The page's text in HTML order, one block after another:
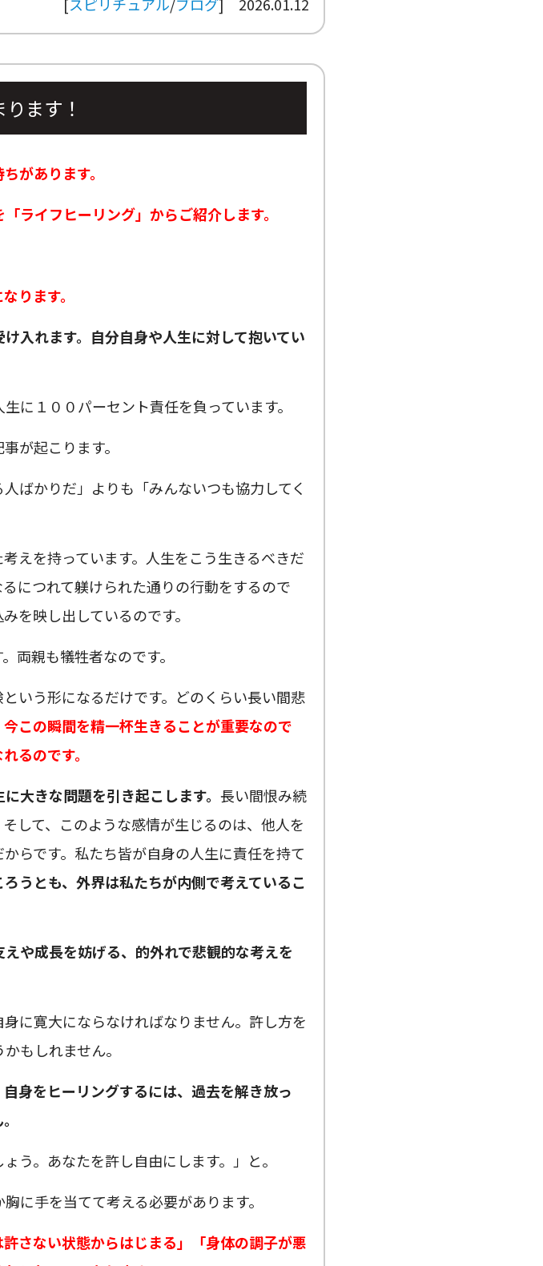
[スピリチュアル/ブログ] 2026.01.12
ます！
があります。
ライフヒーリング」からご紹介します。
ります。
入れます。自分自身や人生に対して抱いてい
に１００パーセント責任を負っています。
が起こります。
ばかりだ」よりも「みんないつも協力してく
えを持っています。人生をこう生きるべきだ
につれて躾けられた通りの行動をするので
を映し出しているのです。
両親も犠牲者なのです。
いう形になるだけです。どのくらい長い間悲
今この瞬間を精一杯生きることが重要なので
るのです。
大きな問題を引き起こします。 長い間恨み続
して、このような感情が生じるのは、他人を
らです。私たち皆が自身の人生に責任を持て
うとも、外界は私たちが内側で考えているこ
や成長を妨げる、的外れで悲観的な考えを
に寛大にならなければなりません。許し方を
もしれません。
自身をヒーリングするには、過去を解き放っ
う。あなたを許し自由にします。」と。
に手を当てて考える必要があります。
さない状態からはじまる」「身体の調子が悪